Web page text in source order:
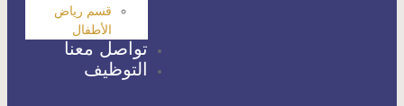
قسم رياض
الأطفال
تواصل معنا
التوظيف